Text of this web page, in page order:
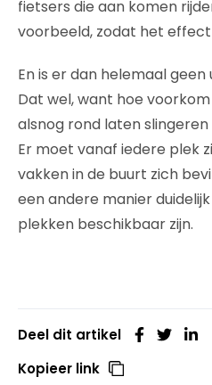
fietsers die aan komen
voorbeeld, zodat het
En is er dan helemaal
Dat wel, want hoe
alsnog rond laten slingeren
Er moet vanaf iedere plek
vakken in de buurt zich
een andere manier
plekken beschikbaar zijn.
Deel dit artikel
Kopieer link